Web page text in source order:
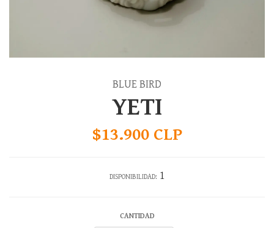
BLUE BIRD
YETI
$13.900 CLP
DISPONIBILIDAD: 1
CANTIDAD